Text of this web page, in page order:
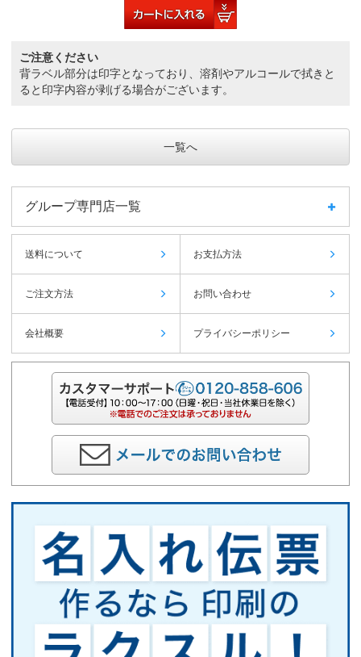
ご注意ください
背ラベル部分は印字となっており、溶剤やアルコールで拭きと
ると印字内容が剥げる場合がございます。
一覧へ
グループ専門店一覧
送料について お支払方法
ご注文方法 お問い合わせ
会社概要 プライバシーポリシー